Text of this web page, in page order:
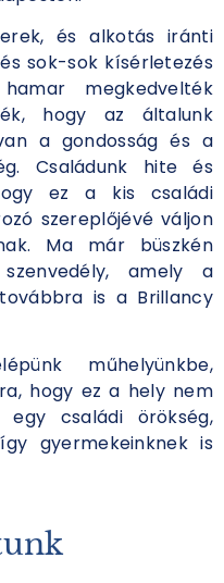
és alkotás iránti
sok-sok kísérletezés
megkedvelték
hogy az általunk
a gondosság és a
Családunk hite és
ez a kis családi
szereplőjévé váljon
Ma már büszkén
amely a
is a Brillancy
műhelyünkbe,
hogy ez a hely nem
családi örökség,
gyermekeinknek is